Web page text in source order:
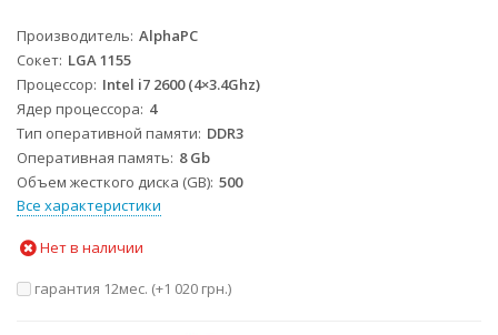
Производитель AlphaPC
Сокет LGA 1155
Процессор Intel i7 2600 (4×3.4Ghz)
Ядер процессора 4
Тип оперативной памяти DDR3
Оперативная память 8 Gb
Объем жесткого диска (GB) 500
Все характеристики
Нет в наличии
гарантия 12мес. (+1 020 грн.)